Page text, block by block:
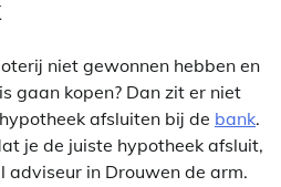
niet gewonnen hebben en
gaan kopen? Dan zit er niet
afsluiten bij de bank.
je de juiste hypotheek afsluit,
adviseur in Drouwen de arm.